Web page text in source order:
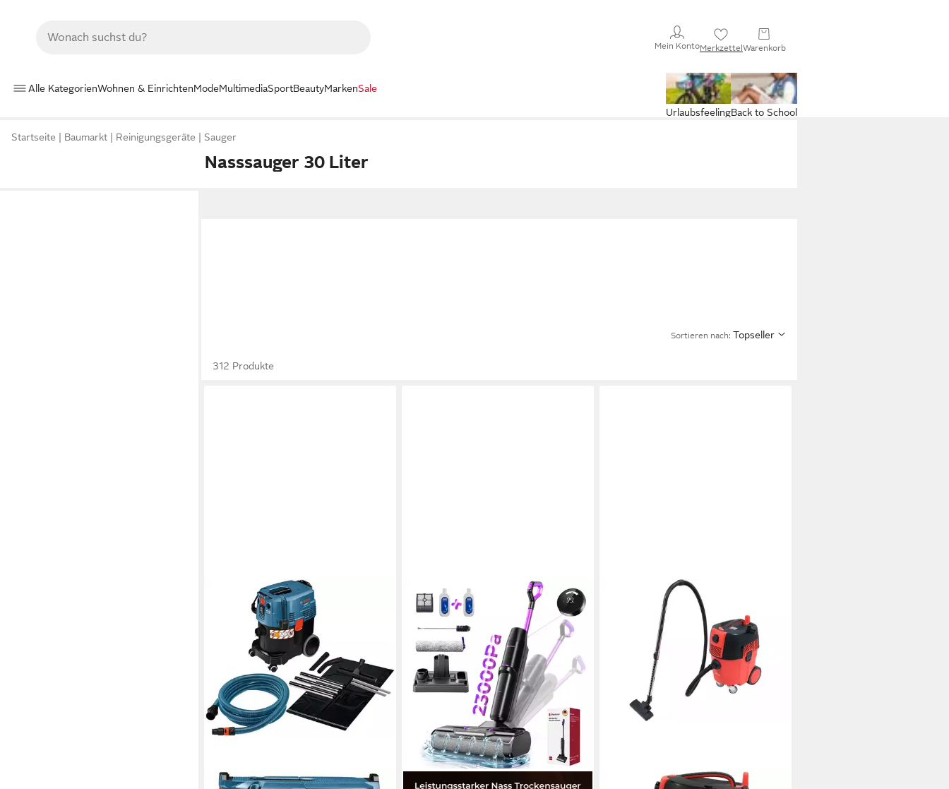
Mein KontoMerkzettelWarenkorb
Alle KategorienWohnen & EinrichtenModeMultimediaSportBeautyMarkenSale
Back to School
Urlaubsfeeling
Startseite Baumarkt Reinigungsgeräte Sauger
Nasssauger 30 Liter
Sortieren nach: Topseller
312 Produkte